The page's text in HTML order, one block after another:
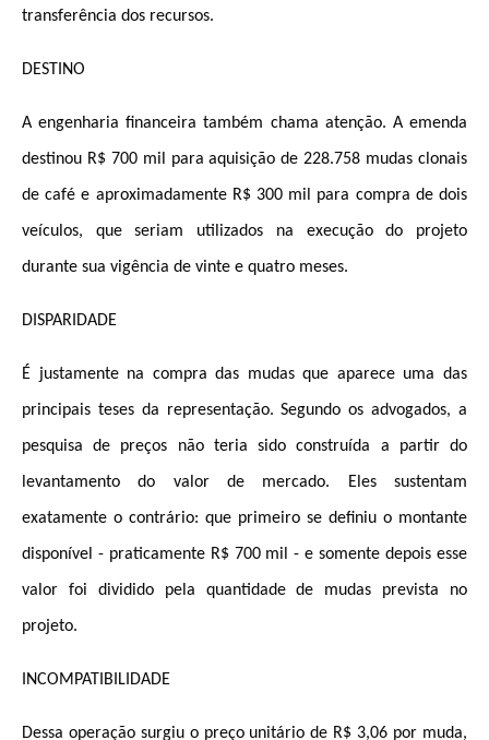
transferência dos recursos.
DESTINO
A engenharia financeira também chama atenção. A emenda
destinou R$ 700 mil para aquisição de 228.758 mudas clonais
de café e aproximadamente R$ 300 mil para compra de dois
veículos, que seriam utilizados na execução do projeto
durante sua vigência de vinte e quatro meses.
DISPARIDADE
É justamente na compra das mudas que aparece uma das
principais teses da representação. Segundo os advogados, a
pesquisa de preços não teria sido construída a partir do
levantamento do valor de mercado. Eles sustentam
exatamente o contrário: que primeiro se definiu o montante
disponível - praticamente R$ 700 mil - e somente depois esse
valor foi dividido pela quantidade de mudas prevista no
projeto.
INCOMPATIBILIDADE
Dessa operação surgiu o preço unitário de R$ 3,06 por muda,